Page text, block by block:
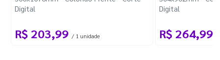
Digital
R$ 203,99 / 1 unidade
Digital
R$ 264,99